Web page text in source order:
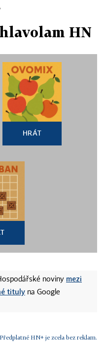
HN
HRÁT
noviny mezi
tituly na Google
Předplatné HN+ je zcela bez reklam.